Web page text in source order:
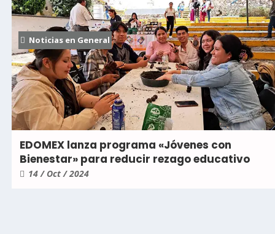
Noticias en General
EDOMEX lanza programa «Jóvenes con
Bienestar» para reducir rezago educativo
14 / Oct / 2024